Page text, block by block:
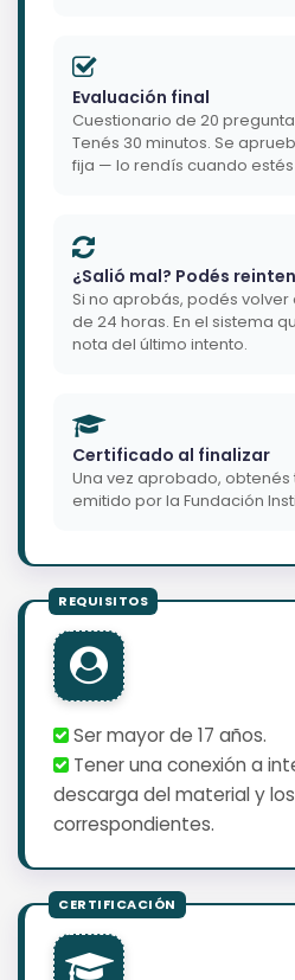
Evaluación final
Cuestionario de 20
Tenés 30 minutos. Se
fija — lo rendís cuando estés
¿Salió mal? Podés
Si no aprobás, podés
de 24 horas. En el sistema
nota del último intento.
Certificado al finalizar
Una vez aprobado,
emitido por la Fundación
Ser mayor de 17 años.
Tener una conexión a
descarga del material y
correspondientes.